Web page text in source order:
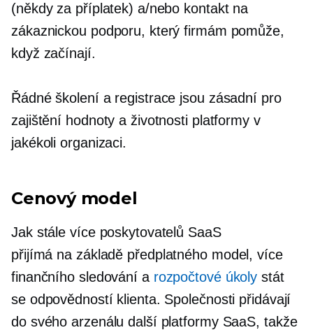
(někdy za příplatek) a/nebo kontakt na
zákaznickou podporu, který firmám pomůže,
když začínají.
Řádné školení a registrace jsou zásadní pro
zajištění hodnoty a životnosti platformy v
jakékoli organizaci.
Cenový model
Jak stále více poskytovatelů SaaS
přijímá na základě předplatnéhomodel, více
finančního sledování a rozpočtové úkoly stát
se odpovědností klienta. Společnosti přidávají
do svého arzenálu další platformy SaaS, takže